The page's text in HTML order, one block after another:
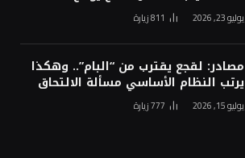
يوليو 23, 2026 811زيارة
مصادر: لقجع يقترب من “البام”.. وهكذا
يرتب النظام الأساسي مسألة الالتحاق
يوليو 15, 2026 777زيارة